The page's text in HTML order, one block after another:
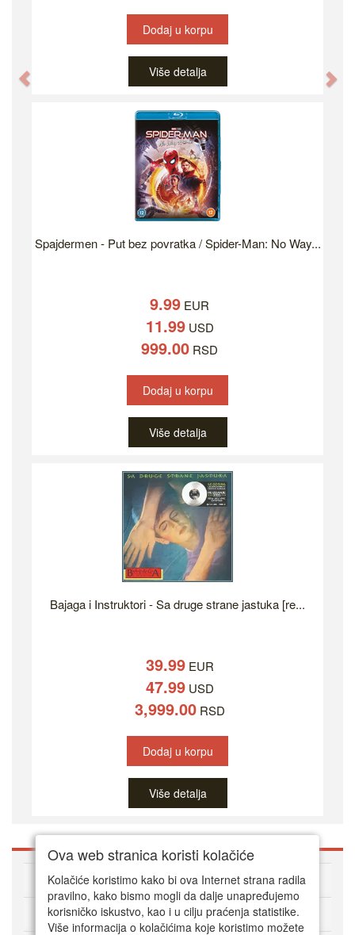
Dodaj u korpu
Više detalja
Spajdermen - Put bez povratka / Spider-Man: No Way...
9.99 EUR
11.99USD
999.00 RSD
Dodaj u korpu
Više detalja
Bajaga i Instruktori - Sa druge strane jastuka [re...
39.99EUR
47.99USD
3,999.00RSD
Dodaj u korpu
Više detalja
O DVD Zoni
Kako kupovati online
Ova web stranica koristi kolačiće
Kolačiće koristimo kako bi ova Internet strana radila
pravilno, kako bismo mogli da dalje unapređujemo
korisničko iskustvo, kao i u cilju praćenja statistike.
Više informacija o kolačićima koje koristimo možete